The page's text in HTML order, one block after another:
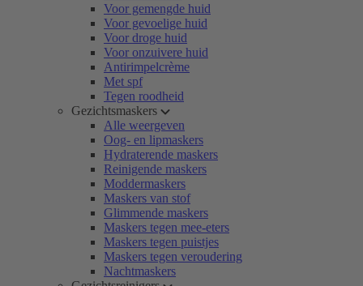
Voor gemengde huid
Voor gevoelige huid
Voor droge huid
Voor onzuivere huid
Antirimpelcrème
Met spf
Tegen roodheid
Gezichtsmaskers
Alle weergeven
Oog- en lipmaskers
Hydraterende maskers
Reinigende maskers
Moddermaskers
Maskers van stof
Glimmende maskers
Maskers tegen mee-eters
Maskers tegen puistjes
Maskers tegen veroudering
Nachtmaskers